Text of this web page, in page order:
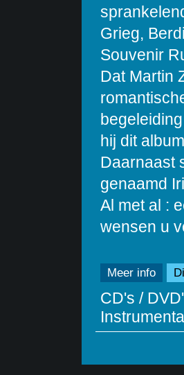
Grieg,
Souvenir
Dat Martin
hij dit
Daarnaast
genaamd
Al met al :
wensen u
Meer info
CD's /